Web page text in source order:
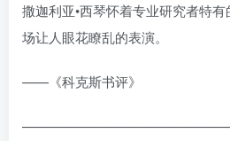
撒迦利亚•西琴怀着专业研究者特
场让人眼花瞭乱的表演。
——《科克斯书评》